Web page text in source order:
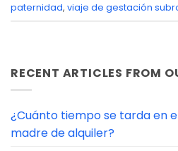
paternidad, viaje de gestación
RECENT ARTICLES FROM
¿Cuánto tiempo se tarda en
madre de alquiler?